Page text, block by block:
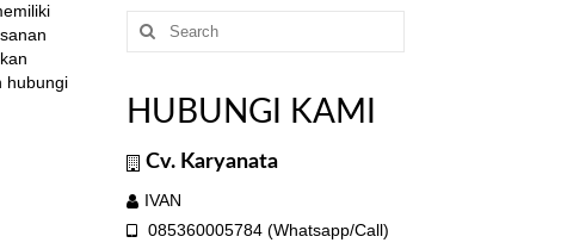
hubungi
Search
for:
HUBUNGI KAMI
Cv. Karyanata
IVAN
085360005784 (Whatsapp/Call)